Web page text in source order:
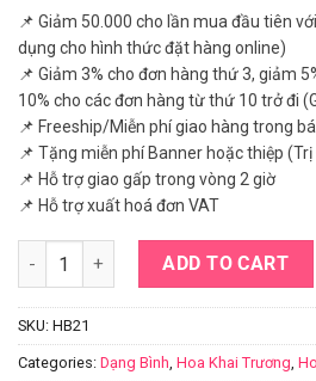
📌 Giảm 50.000 cho lần mua đầu tiên
dụng cho hình thức đặt hàng online)
📌 Giảm 3% cho đơn hàng thứ 3, giảm
10% cho các đơn hàng từ thứ 10 trở đi
📌 Freeship/Miễn phí giao hàng trong
📌 Tặng miễn phí Banner hoặc thiệp
📌 Hỗ trợ giao gấp trong vòng 2 giờ
📌 Hỗ trợ xuất hoá đơn VAT
Chậu han hồ điệp trắng 8 nhánh quantity
ADD TO CART
SKU: HB21
Categories: Dạng Bình, Hoa Khai Trương,